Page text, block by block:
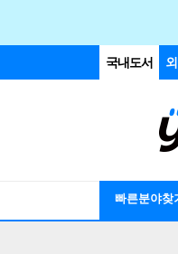
국내도서
빠른분야찾